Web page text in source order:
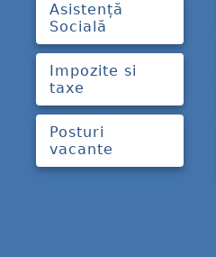
Asistență
Socială
Impozite si
taxe
Posturi
vacante